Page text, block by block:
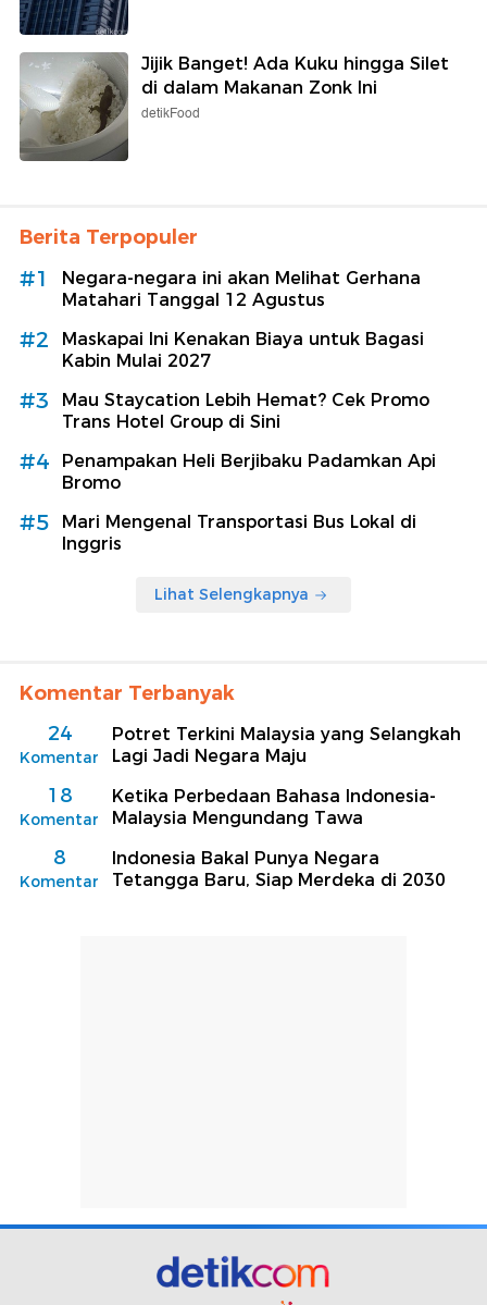
Jijik Banget! Ada Kuku hingga Silet
di dalam Makanan Zonk Ini
detikFood
Berita Terpopuler
#1
Negara-negara ini akan Melihat Gerhana
Matahari Tanggal 12 Agustus
#2
Maskapai Ini Kenakan Biaya untuk Bagasi
Kabin Mulai 2027
#3
Mau Staycation Lebih Hemat? Cek Promo
Trans Hotel Group di Sini
#4
Penampakan Heli Berjibaku Padamkan Api
Bromo
#5
Mari Mengenal Transportasi Bus Lokal di
Inggris
Lihat Selengkapnya
Komentar Terbanyak
24
Komentar
Potret Terkini Malaysia yang Selangkah
Lagi Jadi Negara Maju
18
Komentar
Ketika Perbedaan Bahasa Indonesia-
Malaysia Mengundang Tawa
8
Komentar
Indonesia Bakal Punya Negara
Tetangga Baru, Siap Merdeka di 2030